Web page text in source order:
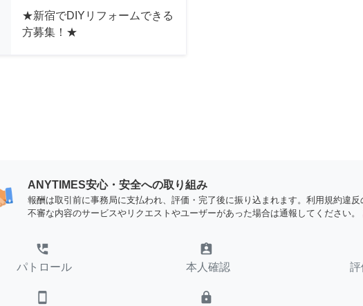
★新宿でDIYリフォームできる
方募集！★
ANYTIMES安心・安全への取り組み
報酬は取引前に事務局に支払われ、評価・完了後に振り込まれます。利用規約違反
不審な内容のサービスやリクエストやユーザーがあった場合は通報してください。
perm_phone_msg
パトロール
assignment_ind
本人確認
smartphone lock